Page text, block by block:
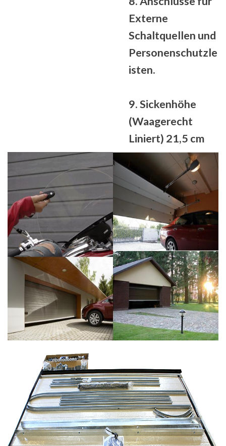
Externe
Schaltquellen und
Personenschutzle
isten.
9. Sickenhöhe
(Waagerecht
Liniert) 21,5 cm